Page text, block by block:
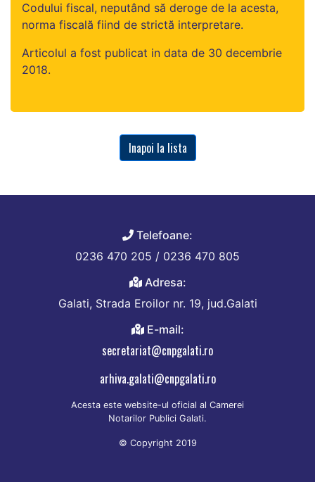
Codului fiscal, neputând să deroge de la acesta,
norma fiscală fiind de strictă interpretare.
Articolul a fost publicat in data de 30 decembrie
2018.
Inapoi la lista
Telefoane:
0236 470 205 / 0236 470 805
Adresa:
Galati, Strada Eroilor nr. 19, jud.Galati
E-mail:
secretariat@cnpgalati.ro
arhiva.galati@cnpgalati.ro
Acesta este website-ul oficial al Camerei
Notarilor Publici Galati.
© Copyright 2019